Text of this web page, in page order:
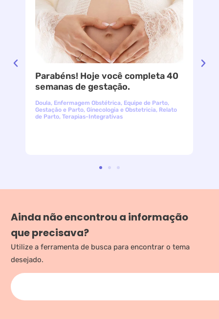
Parabéns! Hoje você completa 40
semanas de gestação.
Doula, Enfermagem Obstétrica, Equipe de Parto,
Gestação e Parto,Ginecologia e Obstetricia, Relato
de Parto,Terapias-Integrativas
Ainda não encontrou a informação
que precisava?
Utilize a ferramenta de busca para encontrar o tema
desejado.